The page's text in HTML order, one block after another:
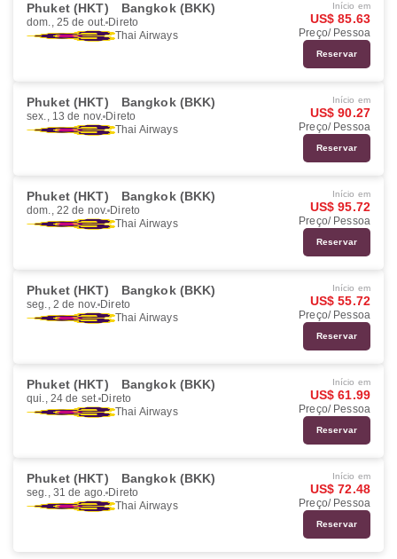
Phuket (HKT) Bangkok (BKK)
dom., 25 de out. Direto
Thai Airways
Início em
US$ 85.63
Preço/ Pessoa
Reservar
Phuket (HKT) Bangkok (BKK)
sex., 13 de nov. Direto
Thai Airways
Início em
US$ 90.27
Preço/ Pessoa
Reservar
Phuket (HKT) Bangkok (BKK)
dom., 22 de nov. Direto
Thai Airways
Início em
US$ 95.72
Preço/ Pessoa
Reservar
Phuket (HKT) Bangkok (BKK)
seg., 2 de nov. Direto
Thai Airways
Início em
US$ 55.72
Preço/ Pessoa
Reservar
Phuket (HKT) Bangkok (BKK)
qui., 24 de set. Direto
Thai Airways
Início em
US$ 61.99
Preço/ Pessoa
Reservar
Phuket (HKT) Bangkok (BKK)
seg., 31 de ago. Direto
Thai Airways
Início em
US$ 72.48
Preço/ Pessoa
Reservar